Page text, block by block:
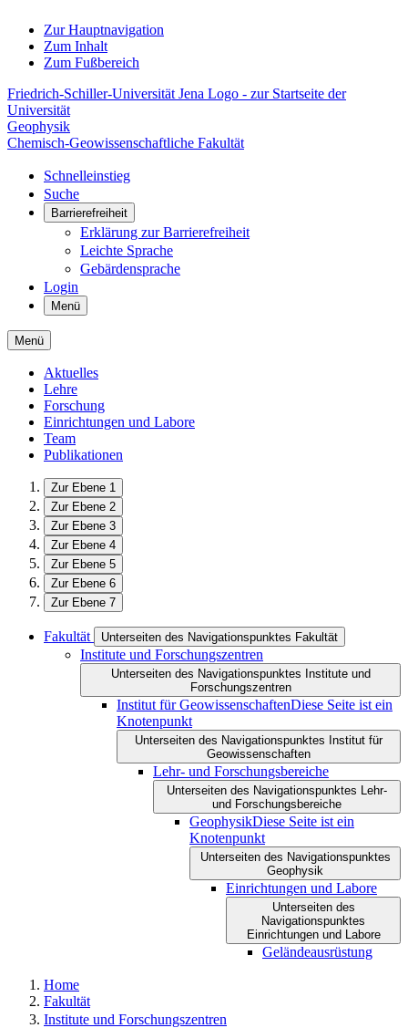
Zur Hauptnavigation
Zum Inhalt
Zum Fußbereich
Friedrich-Schiller-Universität Jena Logo - zur Startseite der
Universität
Geophysik
Chemisch-Geowissenschaftliche Fakultät
Schnelleinstieg
Suche
Barrierefreiheit
Erklärung zur Barrierefreiheit
Leichte Sprache
Gebärdensprache
Login
Menü
Menü
Aktuelles
Lehre
Forschung
Einrichtungen und Labore
Team
Publikationen
Zur Ebene 1
Zur Ebene 2
Zur Ebene 3
Zur Ebene 4
Zur Ebene 5
Zur Ebene 6
Zur Ebene 7
Fakultät Unterseiten des Navigationspunktes Fakultät
Institute und Forschungszentren
Unterseiten des Navigationspunktes Institute und
Forschungszentren
Institut für GeowissenschaftenDiese Seite ist ein
Knotenpunkt
Unterseiten des Navigationspunktes Institut für
Geowissenschaften
Lehr- und Forschungsbereiche
Unterseiten des Navigationspunktes Lehr-
und Forschungsbereiche
GeophysikDiese Seite ist ein
Knotenpunkt
Unterseiten des Navigationspunktes
Geophysik
Einrichtungen und Labore
Unterseiten des
Navigationspunktes
Einrichtungen und Labore
Geländeausrüstung
Home
Fakultät
Institute und Forschungszentren